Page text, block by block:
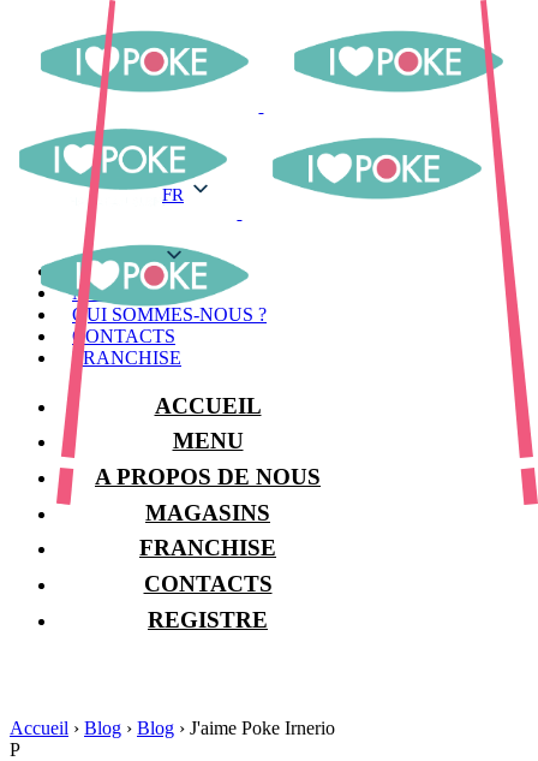
FR
MENU
MAGASINS
QUI SOMMES-NOUS ?
CONTACTS
FRANCHISE
ACCUEIL
MENU
A PROPOS DE NOUS
MAGASINS
FRANCHISE
CONTACTS
REGISTRE
Accueil › Blog › Blog › J'aime Poke Irnerio
P